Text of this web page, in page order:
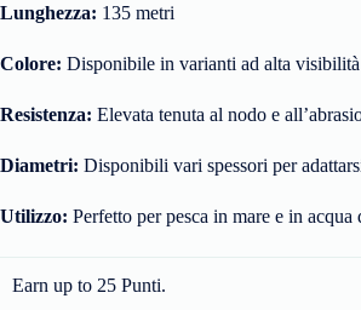
Lunghezza: 135 metri
Colore: Disponibile in varianti ad alta
Resistenza: Elevata tenuta al nodo e
Diametri: Disponibili vari spessori per
Utilizzo: Perfetto per pesca in mare e in acqua
Earn up to 25 Punti.